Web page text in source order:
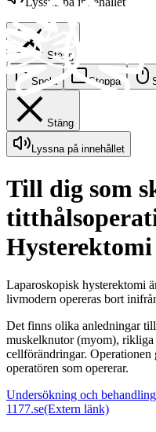
Stäng
Spela Stoppa
Stäng
Lyssna på innehållet
Till dig som
Hysterektomi
Laparoskopisk hysterektomi
livmodern opereras bort
Det finns olika anledningar
muskelknutor (myom),
cellförändringar. Operationen
operatören som opererar.
Undersökning och
1177.se(Extern länk)